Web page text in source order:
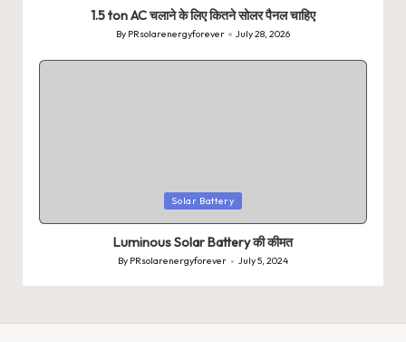
1.5 ton AC चलाने के लिए कितने सोलर पैनल चाहिए
Posted
by
By PRsolarenergyforever July 28, 2026
Solar Battery
Luminous Solar Battery की कीमत
Posted
by
By PRsolarenergyforever July 5, 2024